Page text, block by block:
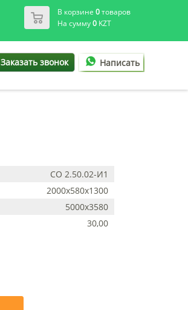
В корзине 0товаров
На сумму0KZT
Заказать звонок Написать
СО 2.50.02-И1
2000х580х1300
5000х3580
30,00